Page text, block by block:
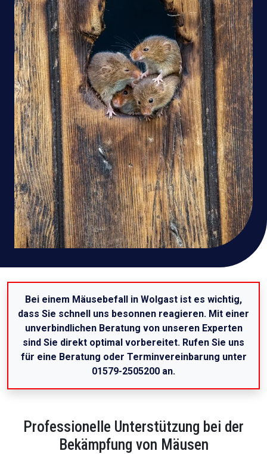
Bei einem Mäusebefall in Wolgast ist es wichtig,
dass Sie schnell uns besonnen reagieren. Mit einer
unverbindlichen Beratung von unseren Experten
sind Sie direkt optimal vorbereitet. Rufen Sie uns
für eine Beratung oder Terminvereinbarung unter
01579-2505200 an.
Professionelle Unterstützung bei der
Bekämpfung von Mäusen